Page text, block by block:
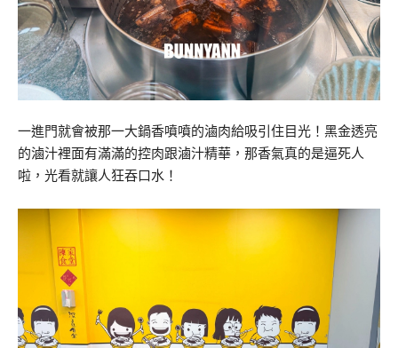
一進門就會被那一大鍋香噴噴的滷肉給吸引住目光！黑金透亮
的滷汁裡面有滿滿的控肉跟滷汁精華，那香氣真的是逼死人
啦，光看就讓人狂吞口水！